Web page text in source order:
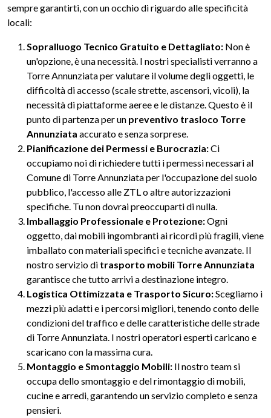
sempre garantirti, con un occhio di riguardo alle specificità
locali:
Sopralluogo Tecnico Gratuito e Dettagliato: Non è
un'opzione, è una necessità. I nostri specialisti verranno a
Torre Annunziata per valutare il volume degli oggetti, le
difficoltà di accesso (scale strette, ascensori, vicoli), la
necessità di piattaforme aeree e le distanze. Questo è il
punto di partenza per un preventivo trasloco Torre
Annunziata accurato e senza sorprese.
Pianificazione dei Permessi e Burocrazia:Ci
occupiamo noi di richiedere tutti i permessi necessari al
Comune di Torre Annunziata per l'occupazione del suolo
pubblico, l'accesso alle ZTL o altre autorizzazioni
specifiche. Tu non dovrai preoccuparti di nulla.
Imballaggio Professionale e Protezione:Ogni
oggetto, dai mobili ingombranti ai ricordi più fragili, viene
imballato con materiali specifici e tecniche avanzate. Il
nostro servizio di trasporto mobili Torre Annunziata
garantisce che tutto arrivi a destinazione integro.
Logistica Ottimizzata e Trasporto Sicuro:Scegliamo i
mezzi più adatti e i percorsi migliori, tenendo conto delle
condizioni del traffico e delle caratteristiche delle strade
di Torre Annunziata. I nostri operatori esperti caricano e
scaricano con la massima cura.
Montaggio e Smontaggio Mobili: Il nostro team si
occupa dello smontaggio e del rimontaggio di mobili,
cucine e arredi, garantendo un servizio completo e senza
pensieri.